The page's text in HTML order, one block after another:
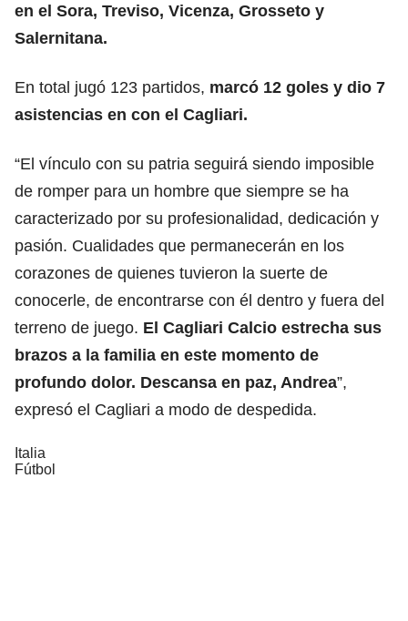
en el Sora, Treviso, Vicenza, Grosseto y
Salernitana.
En total jugó 123 partidos, marcó 12 goles y dio 7
asistencias en con el Cagliari.
“El vínculo con su patria seguirá siendo imposible
de romper para un hombre que siempre se ha
caracterizado por su profesionalidad, dedicación y
pasión. Cualidades que permanecerán en los
corazones de quienes tuvieron la suerte de
conocerle, de encontrarse con él dentro y fuera del
terreno de juego. El Cagliari Calcio estrecha sus
brazos a la familia en este momento de
profundo dolor. Descansa en paz, Andrea”,
expresó el Cagliari a modo de despedida.
Italia
Fútbol